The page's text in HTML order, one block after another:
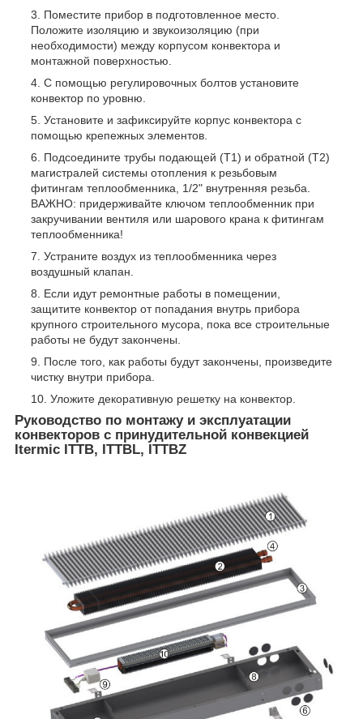
Поместите прибор в подготовленное место.
Положите изоляцию и звукоизоляцию (при
необходимости) между корпусом конвектора и
монтажной поверхностью.
С помощью регулировочных болтов установите
конвектор по уровню.
Установите и зафиксируйте корпус конвектора с
помощью крепежных элементов.
Подсоедините трубы подающей (T1) и обратной (T2)
магистралей системы отопления к резьбовым
фитингам теплообменника, 1/2" внутренняя резьба.
ВАЖНО: придерживайте ключом теплообменник при
закручивании вентиля или шарового крана к фитингам
теплообменника!
Устраните воздух из теплообменника через
воздушный клапан.
Если идут ремонтные работы в помещении,
защитите конвектор от попадания внутрь прибора
крупного строительного мусора, пока все строительные
работы не будут закончены.
После того, как работы будут закончены, произведите
чистку внутри прибора.
Уложите декоративную решетку на конвектор.
Руководство по монтажу и эксплуатации
конвекторов с принудительной конвекцией
Itermic ITTB, ITTBL, ITTBZ